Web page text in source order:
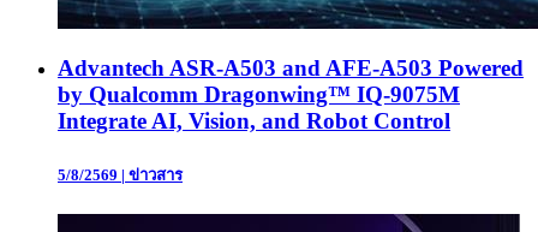
Advantech ASR-A503 and AFE-A503 Powered
by Qualcomm Dragonwing™ IQ-9075M
Integrate AI, Vision, and Robot Control
5/8/2569 | ข่าวสาร